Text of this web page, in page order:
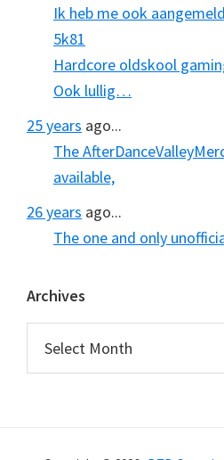
Ik heb me ook aangemeld
5k81
Hardcore oldskool
Ook lullig…
25 years ago...
The
available,
26 years ago...
The one and only
Archives